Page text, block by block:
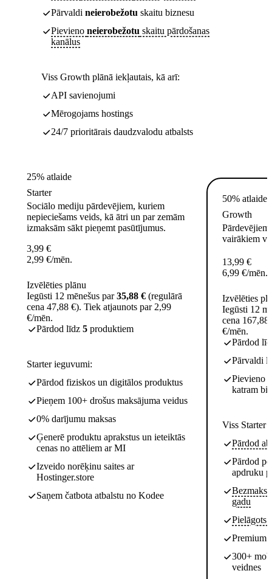
Pārvaldi neierobežotu skaitu biznesu
Pievieno neierobežotu skaitu pārdošanas
kanālus
Viss Growth plānā iekļautais, kā arī:
API savienojumi
Mērogojams hostings
24/7 prioritārais daudzvalodu atbalsts
25% atlaide
Starter
Sociālo mediju pārdevējiem, kuriem
nepieciešams veids, kā ātri un par zemām
izmaksām sākt pieņemt pasūtījumus.
3,99 €
2,99 €/mēn.
Izvēlēties plānu
Iegūsti 12 mēnešus par35,88 € (regulārā
cena 47,88 €). Tiek atjaunots par 2,99
€/mēn.
Pārdod līdz 5 produktiem
Starter ieguvumi:
Pārdod fiziskos un digitālos produktus
Pieņem 100+ drošus maksājuma veidus
0% darījumu maksas
Ģenerē produktu aprakstus un ieteiktās
cenas no attēliem ar MI
Izveido norēķinu saites ar
Hostinger.store
Saņem čatbota atbalstu no Kodee
50% atlaide
Growth
vairākiem
13,99 €
6,99 €/mēn.
Izvēlēties
Iegūsti 12
cena
€/mēn.
Pārdod
Pārvaldi
Pievieno
katram
Viss Starter
Pārdod
Pārdod
apdruku
gadu
Pielāgots
Premium
300+
veidnes